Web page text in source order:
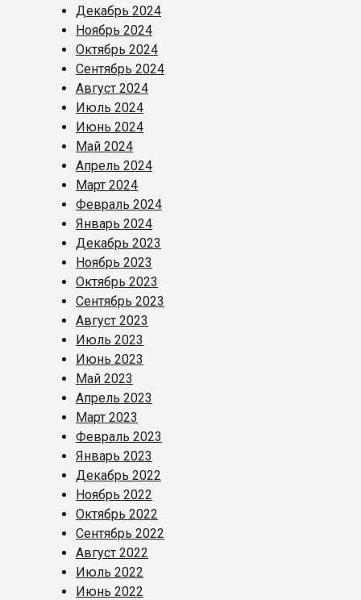
Декабрь 2024
Ноябрь 2024
Октябрь 2024
Сентябрь 2024
Август 2024
Июль 2024
Июнь 2024
Май 2024
Апрель 2024
Март 2024
Февраль 2024
Январь 2024
Декабрь 2023
Ноябрь 2023
Октябрь 2023
Сентябрь 2023
Август 2023
Июль 2023
Июнь 2023
Май 2023
Апрель 2023
Март 2023
Февраль 2023
Январь 2023
Декабрь 2022
Ноябрь 2022
Октябрь 2022
Сентябрь 2022
Август 2022
Июль 2022
Июнь 2022